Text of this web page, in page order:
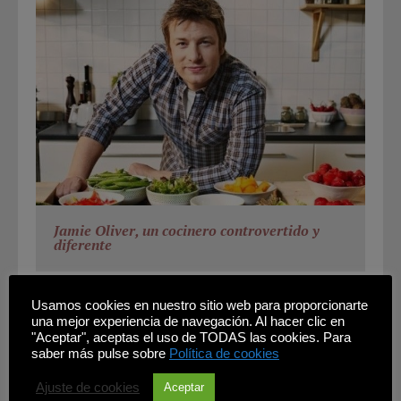
Jamie Oliver, un cocinero controvertido y
diferente
Usamos cookies en nuestro sitio web para proporcionarte
una mejor experiencia de navegación. Al hacer clic en
"Aceptar", aceptas el uso de TODAS las cookies. Para
saber más pulse sobre Política de cookies
Ajuste de cookies Aceptar